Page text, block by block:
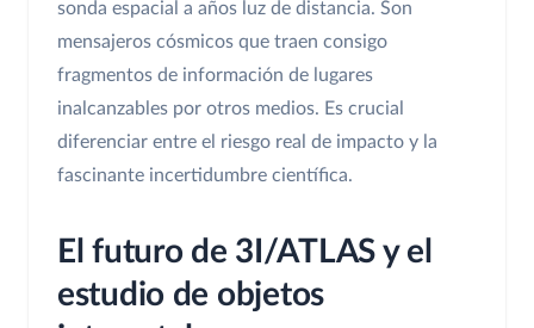
sonda espacial a años luz de distancia. Son
mensajeros cósmicos que traen consigo
fragmentos de información de lugares
inalcanzables por otros medios. Es crucial
diferenciar entre el riesgo real de impacto y la
fascinante incertidumbre científica.
El futuro de 3I/ATLAS y el
estudio de objetos